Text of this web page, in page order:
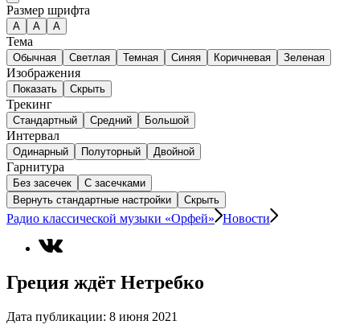
Размер шрифта
А A A
Тема
Обычная Светлая Темная Синяя Коричневая Зеленая
Изображения
Показать Скрыть
Трекинг
Стандартный Средний Большой
Интервал
Одинарный Полуторный Двойной
Гарнитура
Без засечек
С засечками
Вернуть стандартные настройки
Скрыть
Радио классической музыки «Орфей» Новости
Греция ждёт Нетребко
Дата публикации: 8 июня 2021